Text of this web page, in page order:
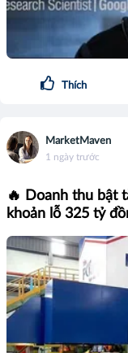
Thích
MarketMaven
1 ngày trước
🔥 Doanh thu bật
khoản lỗ 325 tỷ